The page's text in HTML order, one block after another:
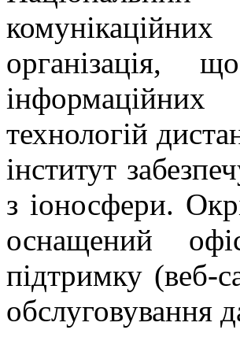
організація,
технологій
інститут
з іоносфери.
оснащений
підтримку (веб-
обслуговування